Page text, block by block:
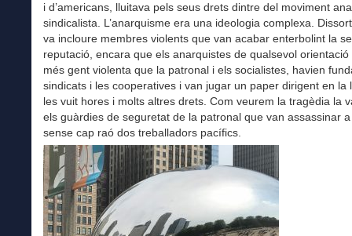
i d’americans, lluitava pels seus drets dintre del moviment
sindicalista. L’anarquisme era una ideologia complexa.
va incloure membres violents que van acabar enterbolint la
reputació, encara que els anarquistes de qualsevol
més gent violenta que la patronal i els socialistes, havien
sindicats i les cooperatives i van jugar un paper dirigent en la
les vuit hores i molts altres drets. Com veurem la tragèdia la
els guàrdies de seguretat de la patronal que van assassinar
sense cap raó dos treballadors pacífics.